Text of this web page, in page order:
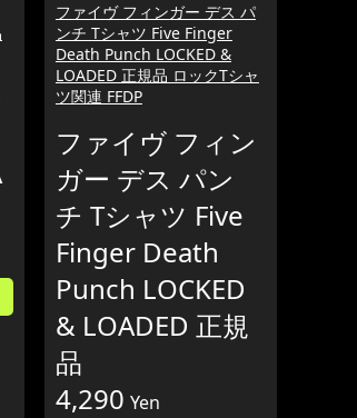
ファイヴ フィンガー デス パ
ンチ Tシャツ Five Finger
Death Punch LOCKED &
LOADED 正規品 ロックTシャ
ツ関連 FFDP
ファイヴ フィン
ガー デス パン
チ Tシャツ Five
Finger Death
Punch LOCKED
& LOADED 正規
品
4,290 Yen